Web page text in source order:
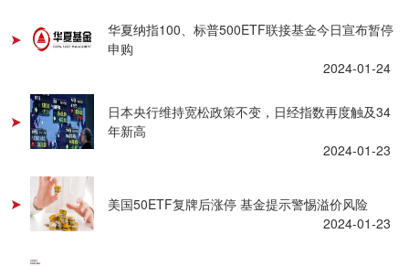
华夏纳指100、标普500ETF联接基金今日宣布暂停
申购
2024-01-24
日本央行维持宽松政策不变，日经指数再度触及34
年新高
2024-01-23
美国50ETF复牌后涨停 基金提示警惕溢价风险
2024-01-23